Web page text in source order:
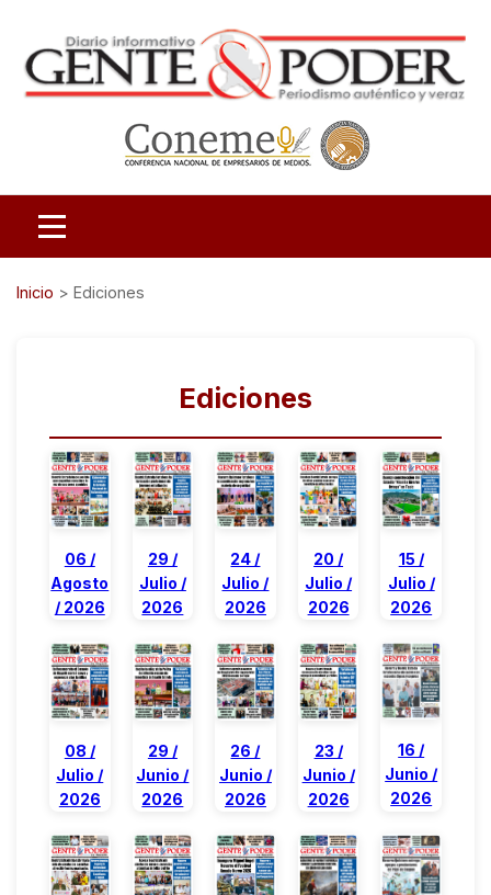
Inicio > Ediciones
Ediciones
06 /
Agosto
/ 2026
29 /
Julio /
2026
24 /
Julio /
2026
20 /
Julio /
2026
15 /
Julio /
2026
08 /
Julio /
2026
29 /
Junio /
2026
26 /
Junio /
2026
23 /
Junio /
2026
16 /
Junio /
2026